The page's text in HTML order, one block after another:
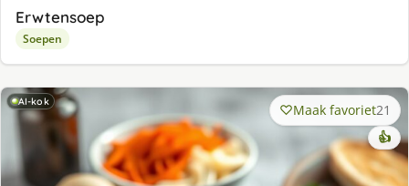
Erwtensoep
Soepen
AI-kok Maak favoriet21
👍